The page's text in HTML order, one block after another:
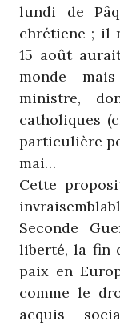
lundi de
chrétiene ; il
15 août
monde
ministre,
catholiques
particulière
mai…
Cette
Seconde
liberté, la fin
paix en
comme le
acquis